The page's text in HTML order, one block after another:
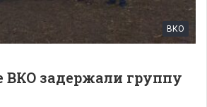
ВКО
ВКО задержали группу